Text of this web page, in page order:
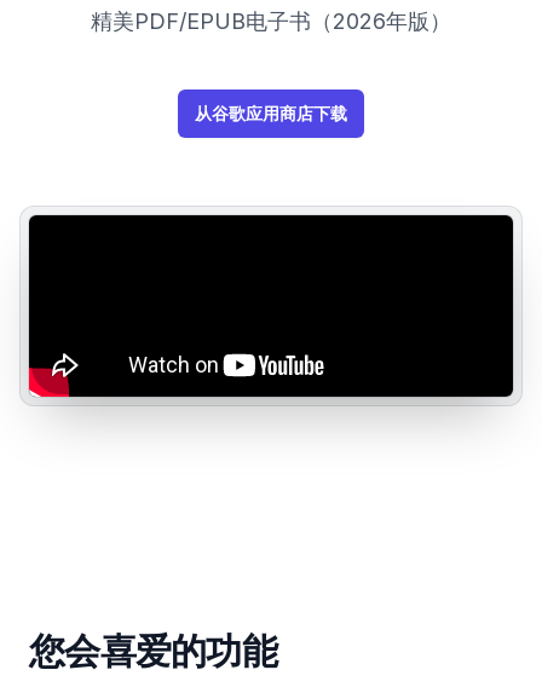
精美PDF/EPUB电子书（2026年版）
从谷歌应用商店下载
您会喜爱的功能